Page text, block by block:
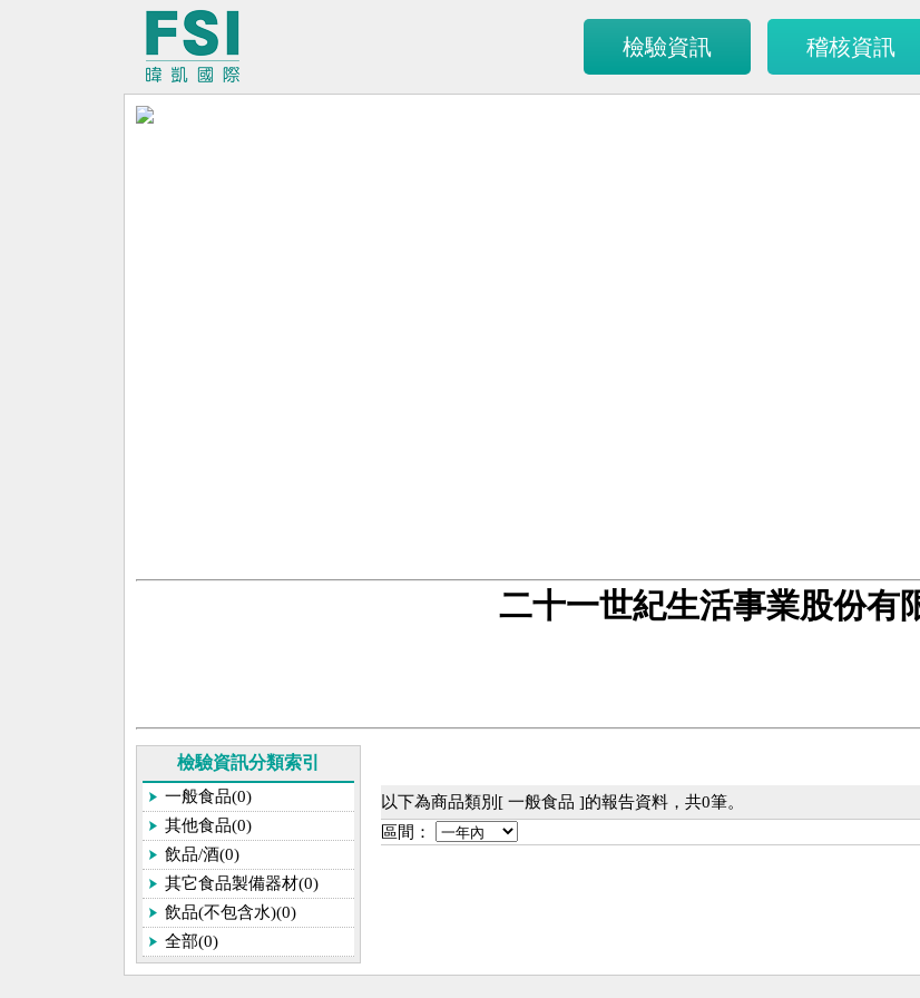
檢驗資訊 稽核資訊
二十一世紀生活事業股份有
檢驗資訊分類索引
一般食品(0)
其他食品(0)
飲品/酒(0)
其它食品製備器材(0)
飲品(不包含水)(0)
全部(0)
以下為商品類別[ 一般食品 ]的報告資料，共0筆。
區間：